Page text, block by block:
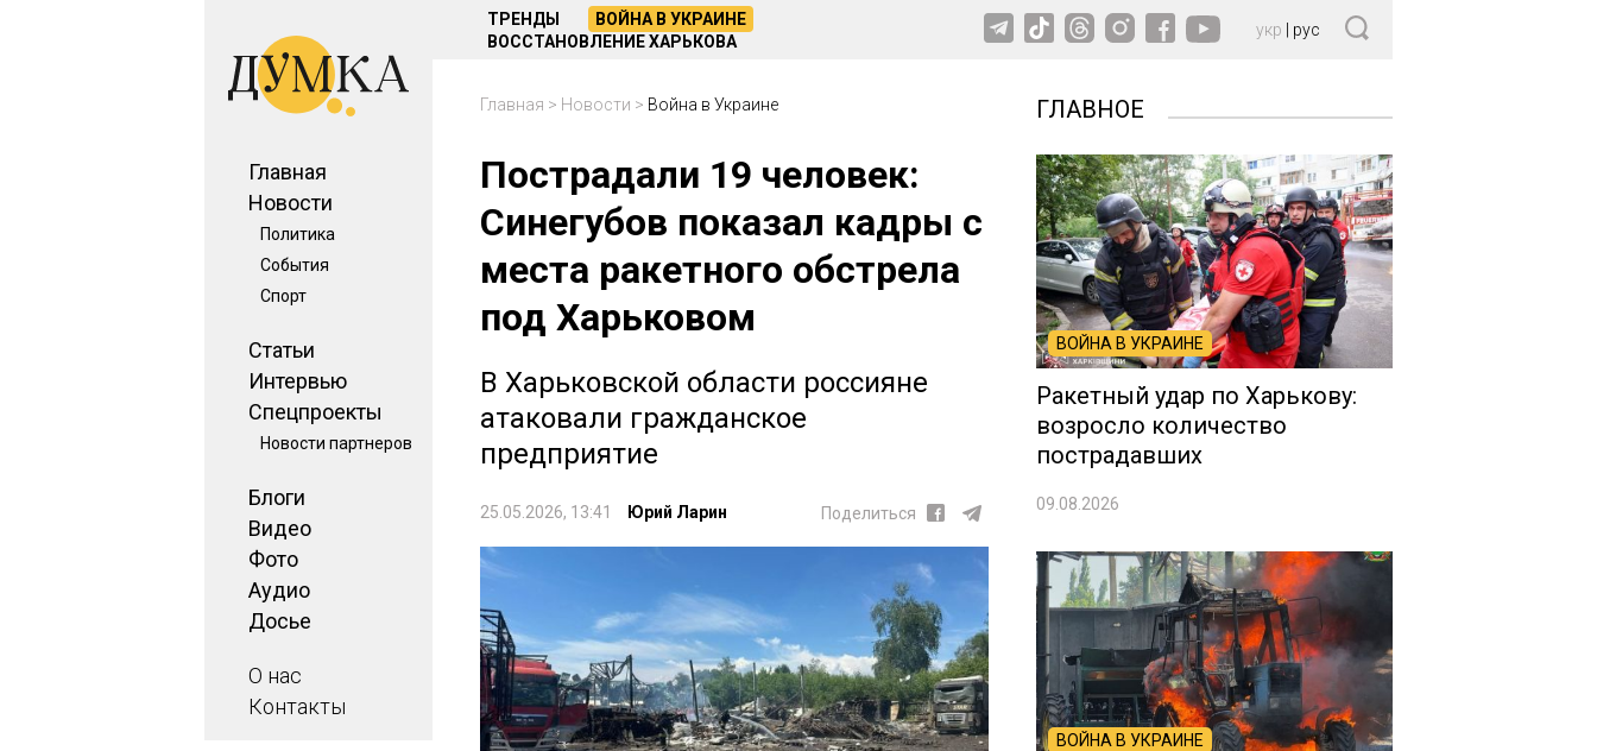
Главная
Новости
Политика
События
Спорт
Статьи
Интервью
Спецпроекты
Новости партнеров
Блоги
Видео
Фото
Аудио
Досье
О нас
Контакты
ТРЕНДЫ
ВОЙНА В УКРАИНЕ
ВОССТАНОВЛЕНИЕ ХАРЬКОВА
укр рус
Главная > Новости > Война в Украине
Пострадали 19 человек:
Синегубов показал кадры с
места ракетного обстрела
под Харьковом
В Харьковской области россияне
атаковали гражданское
предприятие
25.05.2026, 13:41 Юрий Ларин Поделиться
ГЛАВНОЕ
ВОЙНА В УКРАИНЕ
Ракетный удар по Харькову:
возросло количество
пострадавших
09.08.2026
ВОЙНА В УКРАИНЕ